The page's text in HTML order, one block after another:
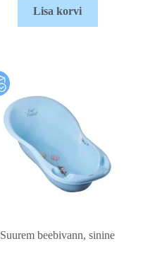
Lisa korvi
Suurem beebivann, sinine